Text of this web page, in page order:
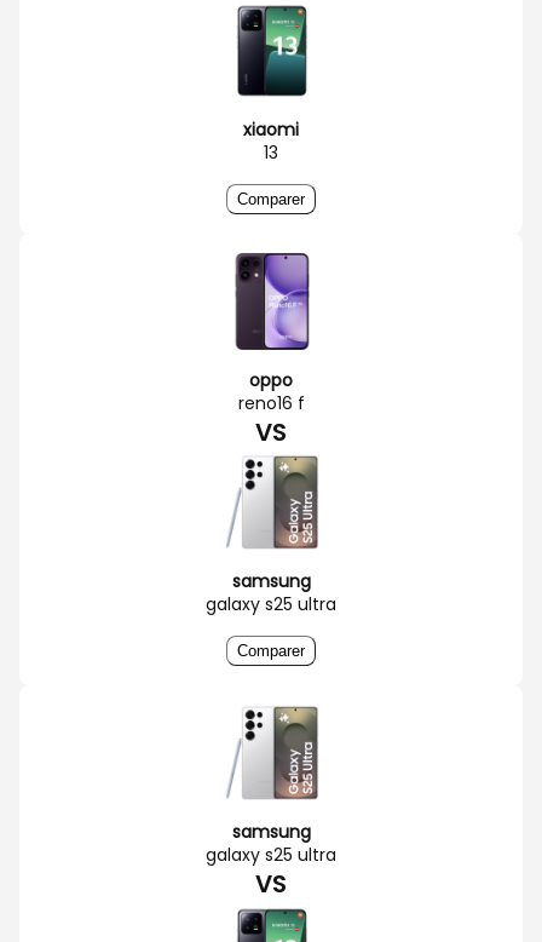
xiaomi
13
Comparer
oppo
reno16 f
VS
samsung
galaxy s25 ultra
Comparer
samsung
galaxy s25 ultra
VS